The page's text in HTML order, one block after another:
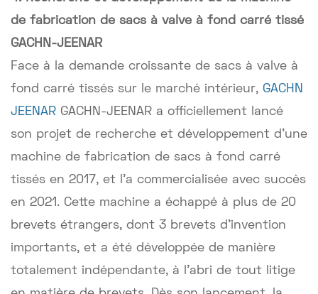
de fabrication de sacs à valve à fond carré tissé
GACHN-JEENAR
Face à la demande croissante de sacs à valve à
fond carré tissés sur le marché intérieur, GACHN
JEENAR GACHN-JEENAR a officiellement lancé
son projet de recherche et développement d'une
machine de fabrication de sacs à fond carré
tissés en 2017, et l'a commercialisée avec succès
en 2021. Cette machine a échappé à plus de 20
brevets étrangers, dont 3 brevets d'invention
importants, et a été développée de manière
totalement indépendante, à l'abri de tout litige